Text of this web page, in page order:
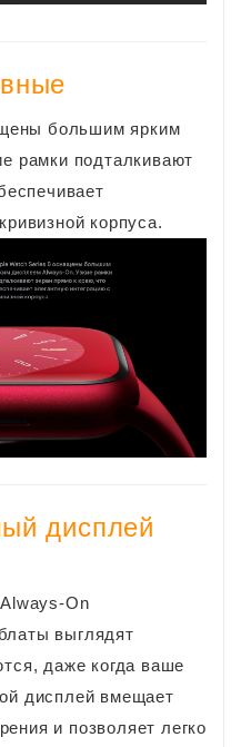
большим ярким
рамки подталкивают
корпуса.
дисплей
On
выглядят
даже когда ваше
дисплей вмещает
и позволяет легко